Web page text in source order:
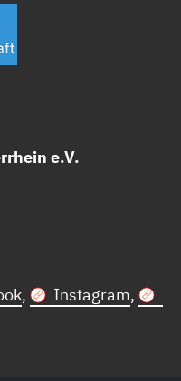
e.V.
, Instagram,